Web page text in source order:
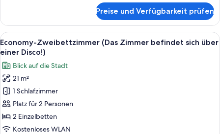
anzeigen
zur
Einzelnutzung
(das
Zimmer
sich
über
einer
Disco!)
Preise und Verfügbarkeit prüfen
Alle
Fotos
für
Economy-
Zweibettzimmer
(Das
Zimmer
befindet
sich
Ein Hotelzimmer mit einem großen
9
Economy-Zweibettzimmer (Das Zimmer befindet sich über
einer Disco!)
Blick auf die Stadt
21 m²
1 Schlafzimmer
Platz für 2 Personen
2 Einzelbetten
Kostenloses WLAN